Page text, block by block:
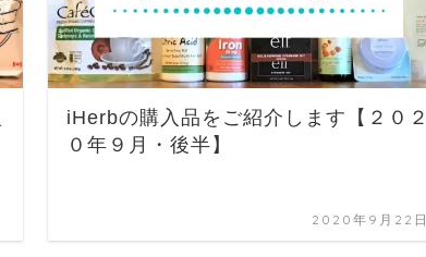
iHerbの購入品をご紹介します【２０２
０年９月・後半】
2020年9月22日